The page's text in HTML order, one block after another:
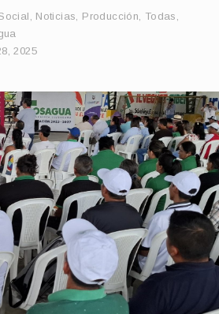
Noticias Producción Todas
2025